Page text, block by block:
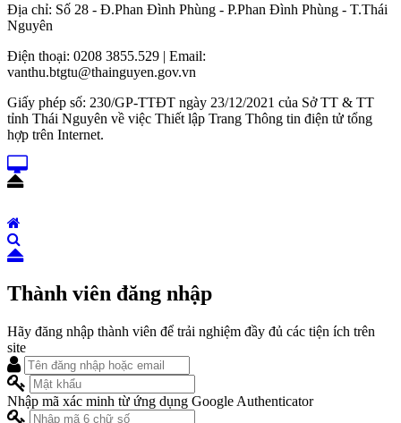
Địa chỉ: Số 28 - Đ.Phan Đình Phùng - P.Phan Đình Phùng - T.Thái
Nguyên
Điện thoại: 0208 3855.529 | Email:
vanthu.btgtu@thainguyen.gov.vn
Giấy phép số: 230/GP-TTĐT ngày 23/12/2021 của Sở TT & TT
tỉnh Thái Nguyên về việc Thiết lập Trang Thông tin điện tử tổng
hợp trên Internet.
Thành viên đăng nhập
Hãy đăng nhập thành viên để trải nghiệm đầy đủ các tiện ích trên
site
Nhập mã xác minh từ ứng dụng Google Authenticator